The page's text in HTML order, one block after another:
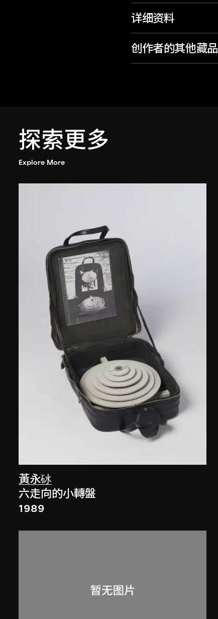
详细资料
创作者的其他藏品
探索更多
Explore More
黃永砅
六走向的小轉盤
1989